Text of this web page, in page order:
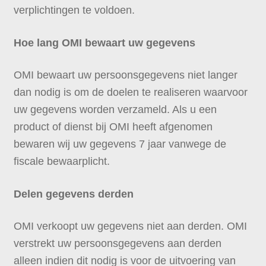
verplichtingen te voldoen.
Hoe lang OMI bewaart uw gegevens
OMI bewaart uw persoonsgegevens niet langer
dan nodig is om de doelen te realiseren waarvoor
uw gegevens worden verzameld. Als u een
product of dienst bij OMI heeft afgenomen
bewaren wij uw gegevens 7 jaar vanwege de
fiscale bewaarplicht.
Delen gegevens derden
OMI verkoopt uw gegevens niet aan derden. OMI
verstrekt uw persoonsgegevens aan derden
alleen indien dit nodig is voor de uitvoering van